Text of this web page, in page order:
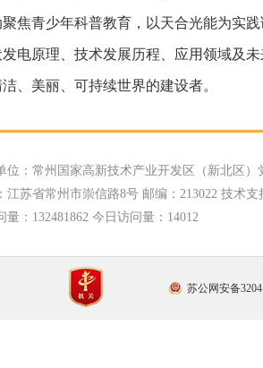
焦青少年科普教育，以天合光能为实
电原理、技术发展历程、应用领域及
、美丽、可持续世界的建设者。
位：常州国家高新技术产业开发区（新北区）
江苏省常州市崇信路8号 邮编：213022 技术支
量： 132481862 今日访问量： 14012
苏公网安备